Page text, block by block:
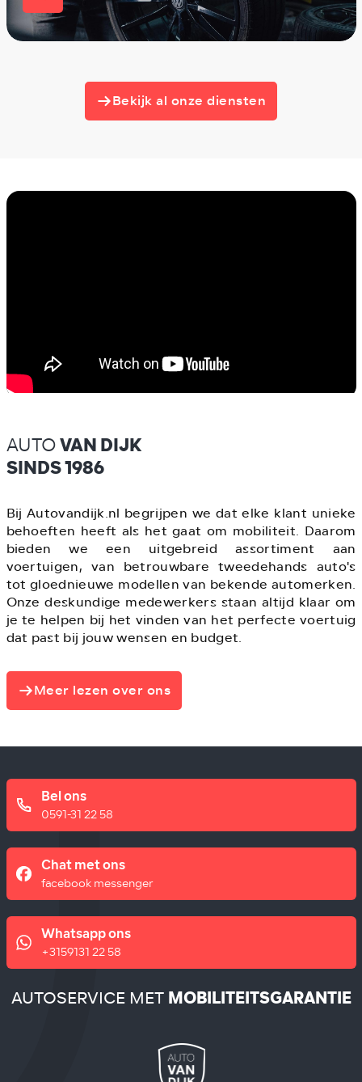
Bekijk al onze diensten
AUTO VAN DIJK
SINDS 1986
Bij Autovandijk.nl begrijpen we dat elke klant unieke
behoeften heeft als het gaat om mobiliteit. Daarom
bieden we een uitgebreid assortiment aan
voertuigen, van betrouwbare tweedehands auto's
tot gloednieuwe modellen van bekende automerken.
Onze deskundige medewerkers staan altijd klaar om
je te helpen bij het vinden van het perfecte voertuig
dat past bij jouw wensen en budget.
Meer lezen over ons
Bel ons
0591-31 22 58
Chat met ons
facebook messenger
Whatsapp ons
+3159131 22 58
AUTOSERVICE MET MOBILITEITSGARANTIE